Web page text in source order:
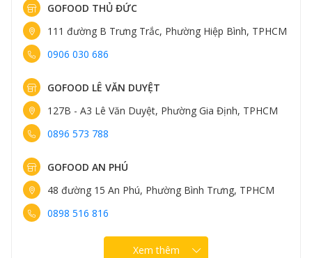
GOFOOD THỦ ĐỨC
111 đường B Trưng Trắc, Phường Hiệp Bình, TPHCM
0906 030 686
GOFOOD LÊ VĂN DUYỆT
127B - A3 Lê Văn Duyệt, Phường Gia Định, TPHCM
0896 573 788
GOFOOD AN PHÚ
48 đường 15 An Phú, Phường Bình Trưng, TPHCM
0898 516 816
Xem thêm